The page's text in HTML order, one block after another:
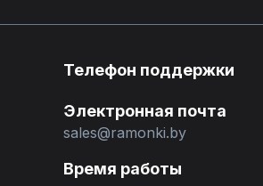
Телефон поддержки
Электронная почта
sales@ramonki.by
Время работы